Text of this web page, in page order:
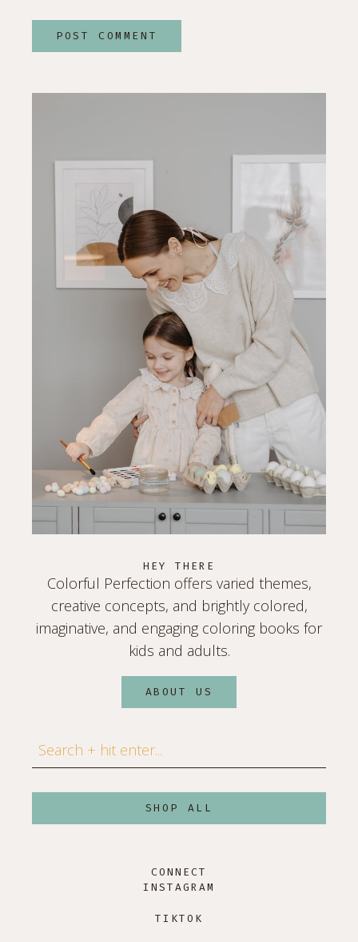
HEY THERE
Colorful Perfection offers varied themes,
creative concepts, and brightly colored,
imaginative, and engaging coloring books for
kids and adults.
ABOUT US
Search
SHOP ALL
CONNECT
INSTAGRAM
TIKTOK